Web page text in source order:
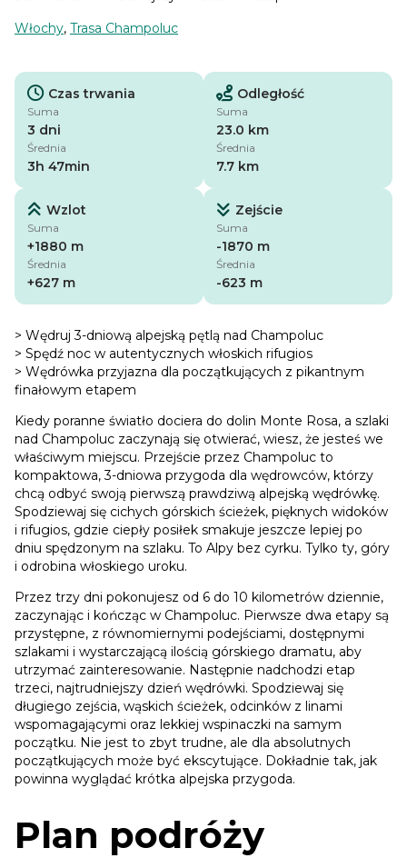
Włochy, Trasa Champoluc
Czas trwania
Suma
3 dni
Średnia
3h 47min
Odległość
Suma
23.0 km
Średnia
7.7 km
Wzlot
Suma
+1880 m
Średnia
+627 m
Zejście
Suma
-1870 m
Średnia
-623 m
> Wędruj 3-dniową alpejską pętlą nad Champoluc
> Spędź noc w autentycznych włoskich rifugios
> Wędrówka przyjazna dla początkujących z pikantnym
finałowym etapem
Kiedy poranne światło dociera do dolin Monte Rosa, a szlaki
nad Champoluc zaczynają się otwierać, wiesz, że jesteś we
właściwym miejscu. Przejście przez Champoluc to
kompaktowa, 3-dniowa przygoda dla wędrowców, którzy
chcą odbyć swoją pierwszą prawdziwą alpejską wędrówkę.
Spodziewaj się cichych górskich ścieżek, pięknych widoków
i rifugios, gdzie ciepły posiłek smakuje jeszcze lepiej po
dniu spędzonym na szlaku. To Alpy bez cyrku. Tylko ty, góry
i odrobina włoskiego uroku.
Przez trzy dni pokonujesz od 6 do 10 kilometrów dziennie,
zaczynając i kończąc w Champoluc. Pierwsze dwa etapy są
przystępne, z równomiernymi podejściami, dostępnymi
szlakami i wystarczającą ilością górskiego dramatu, aby
utrzymać zainteresowanie. Następnie nadchodzi etap
trzeci, najtrudniejszy dzień wędrówki. Spodziewaj się
długiego zejścia, wąskich ścieżek, odcinków z linami
wspomagającymi oraz lekkiej wspinaczki na samym
początku. Nie jest to zbyt trudne, ale dla absolutnych
początkujących może być ekscytujące. Dokładnie tak, jak
powinna wyglądać krótka alpejska przygoda.
Plan podróży